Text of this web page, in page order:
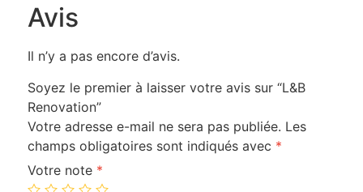
Avis
Il n’y a pas encore d’avis.
Soyez le premier à laisser votre avis sur “L&B
Renovation”
Votre adresse e-mail ne sera pas publiée. Les
champs obligatoires sont indiqués avec *
Votre note *